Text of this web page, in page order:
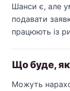
Шанси є, але
подавати
працюють із
Що буде,
Можуть